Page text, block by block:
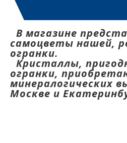
В магазине
самоцветы нашей,
огранки.
Кристаллы,
огранки,
минералогических
Москве и